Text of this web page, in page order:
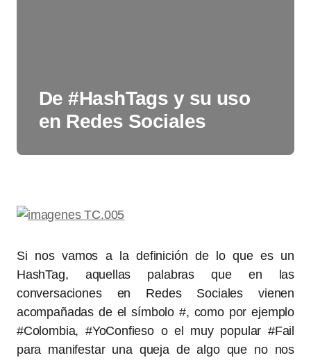
De #HashTags y su uso
en Redes Sociales
Si nos vamos a la definición de lo que es un
HashTag, aquellas palabras que en las
conversaciones en Redes Sociales vienen
acompañadas de el símbolo #, como por ejemplo
#Colombia, #YoConfieso o el muy popular #Fail
para manifestar una queja de algo que no nos